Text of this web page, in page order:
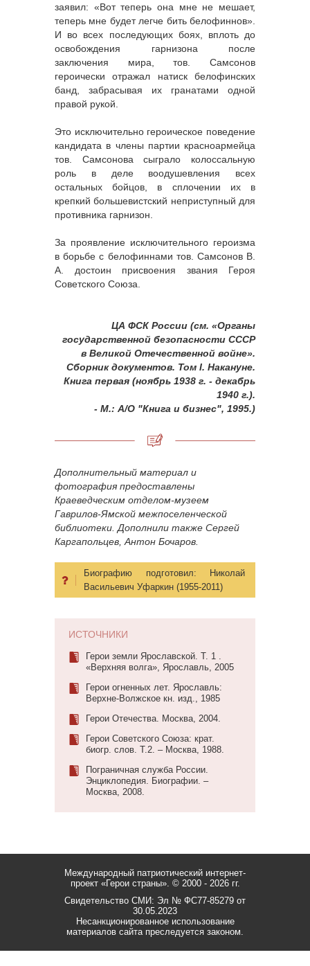
заявил: «Вот теперь она мне не мешает,
теперь мне будет легче бить белофиннов».
И во всех последующих боях, вплоть до
освобождения гарнизона после
заключения мира, тов. Самсонов
героически отражал натиск белофинских
банд, забрасывая их гранатами одной
правой рукой.
Это исключительно героическое поведение
кандидата в члены партии красноармейца
тов. Самсонова сыграло колоссальную
роль в деле воодушевления всех
остальных бойцов, в сплочении их в
крепкий большевистский неприступный для
противника гарнизон.
За проявление исключительного героизма
в борьбе с белофиннами тов. Самсонов В.
А. достоин присвоения звания Героя
Советского Союза.
ЦА ФСК России (см. «Органы
государственной безопасности СССР
в Великой Отечественной войне».
Сборник документов. Том I. Накануне.
Книга первая (ноябрь 1938 г. - декабрь
1940 г.).
- М.: А/О "Книга и бизнес", 1995.)
Дополнительный материал и
фотография предоставлены
Краеведческим отделом-музеем
Гаврилов-Ямской межпоселенческой
библиотеки. Дополнили также Сергей
Каргапольцев, Антон Бочаров.
Биографию подготовил:
Николай
Васильевич Уфаркин (1955-2011)
ИСТОЧНИКИ
Герои земли Ярославской. Т. 1 .
«Верхняя волга», Ярославль, 2005
Герои огненных лет. Ярославль:
Верхне-Волжское кн. изд., 1985
Герои Отечества. Москва, 2004.
Герои Советского Союза: крат.
биогр. слов. Т.2. – Москва, 1988.
Пограничная служба России.
Энциклопедия. Биографии. –
Москва, 2008.
Международный патриотический интернет-
проект «Герои страны». © 2000 - 2026 гг.
Свидетельство СМИ: Эл № ФС77-85279 от
30.05.2023
Несанкционированное использование
материалов сайта преследуется законом.